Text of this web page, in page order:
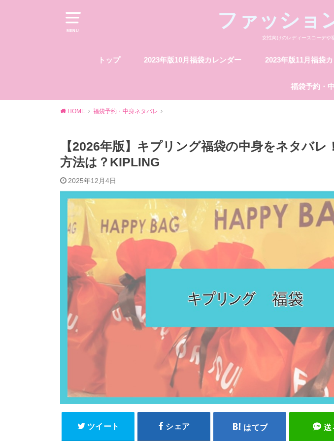
MENU ファッショ
女性向けのレディースコーデや
トップ 2023年版10月福袋カレンダー 2023年版11月福袋
福袋予約・
HOME 福袋予約・中身ネタバレ
【2026年版】キプリング福袋の中身をネタバレ
方法は？KIPLING
2025年12月4日
ツイート シェア はてブ 送